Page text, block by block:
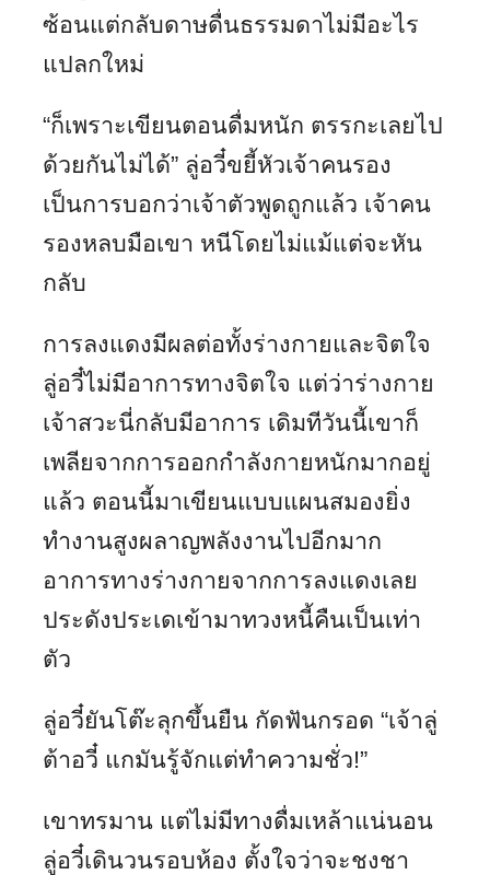
ซ้อนแต่กลับดาษดื่นธรรมดาไม่มีอะไร
แปลกใหม่
“ก็เพราะเขียนตอนดื่มหนัก ตรรกะเลยไป
ด้วยกันไม่ได้” ลู่อวี๋ขยี้หัวเจ้าคนรอง
เป็นการบอกว่าเจ้าตัวพูดถูกแล้ว เจ้าคน
รองหลบมือเขา หนีโดยไม่แม้แต่จะหัน
กลับ
การลงแดงมีผลต่อทั้งร่างกายและจิตใจ
ลู่อวี๋ไม่มีอาการทางจิตใจ แต่ว่าร่างกาย
เจ้าสวะนี่กลับมีอาการ เดิมทีวันนี้เขาก็
เพลียจากการออกกำลังกายหนักมากอยู่
แล้ว ตอนนี้มาเขียนแบบแผนสมองยิ่ง
ทำงานสูงผลาญพลังงานไปอีกมาก
อาการทางร่างกายจากการลงแดงเลย
ประดังประเดเข้ามาทวงหนี้คืนเป็นเท่า
ตัว
ลู่อวี๋ยันโต๊ะลุกขึ้นยืน กัดฟันกรอด “เจ้าลู่
ต้าอวี๋ แกมันรู้จักแต่ทำความชั่ว!”
เขาทรมาน แต่ไม่มีทางดื่มเหล้าแน่นอน
ลู่อวี๋เดินวนรอบห้อง ตั้งใจว่าจะชงชา